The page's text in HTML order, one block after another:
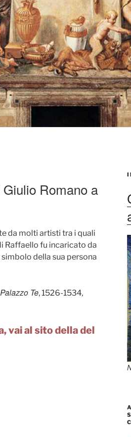
Romano a
da molti artisti tra i quali
Raffaello fu incaricato da
della sua persona
Te, 1526-1534,
vai al sito della del